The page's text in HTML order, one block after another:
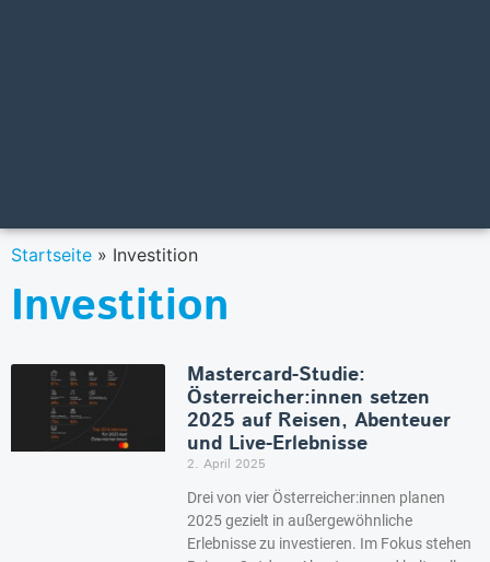
Startseite » Investition
Investition
Mastercard-Studie:
Österreicher:innen setzen
2025 auf Reisen, Abenteuer
und Live-Erlebnisse
2. April 2025
Drei von vier Österreicher:innen planen
2025 gezielt in außergewöhnliche
Erlebnisse zu investieren. Im Fokus stehen